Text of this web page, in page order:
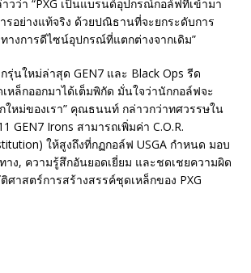
วว่า “PXG เป็นแบรนด์อุปกรณ์กอล์ฟที่เข้ามา
รอย่างแท้จริง ด้วยปณิธานที่จะยกระดับการ
างการดีไซน์อุปกรณ์ที่แตกต่างจากเดิม”
รุ่นใหม่ล่าสุด GEN7 และ Black Ops รีด
หล็กออกมาได้เต็มพิกัด มั่นใจว่านักกอล์ฟจะ
ใหม่ของเรา” คุณธนนท์ กล่าวกว่าทศวรรษใน
GEN7 Irons สามารถเพิ่มค่า C.O.R.
ให้สูงถึงที่กฏกอล์ฟ USGA กำหนด มอบ
ง, ความรู้สึกอันยอดเยี่ยม และชดเชยความผิด
ศาสตร์การสร้างสรรค์ชุดเหล็กของ PXG